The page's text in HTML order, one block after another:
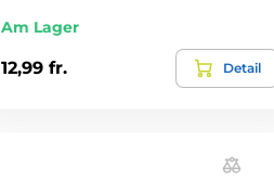
Am Lager
12,99 fr. Detail